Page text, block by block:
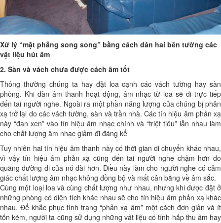
Xử lý “mặt phẳng song song” bằng cách dán hai bên tường các
vật liệu hút âm
2. Sàn và vách chưa được cách âm tốt
Thông thường chúng ta hay đặt loa cạnh các vách tường hay sàn
phòng. Khi dàn âm thanh hoạt động, âm nhạc từ loa sẽ đi trực tiếp
đến tai người nghe. Ngoài ra một phần năng lượng của chúng bị phản
xạ trở lại do các vách tường, sàn và trần nhà. Các tín hiệu âm phản xạ
này “đan xen” vào tín hiệu âm nhạc chính và “triệt tiêu” lẫn nhau làm
cho chất lượng âm nhạc giảm đi đáng kể
Tuy nhiên hai tín hiệu âm thanh này có thời gian di chuyển khác nhau,
vì vậy tín hiệu âm phản xạ cũng đến tai người nghe chậm hơn do
quãng đường đi của nó dài hơn. Điều này làm cho người nghe có cảm
giác chất lượng âm nhạc không đồng bộ và mất cân bằng về âm sắc.
Cùng một loại loa và cùng chất lượng như nhau, nhưng khi được đặt ở
những phòng có diện tích khác nhau sẽ cho tín hiệu âm phản xạ khác
nhau. Để khắc phục tình trạng “phản xạ âm” một cách đơn giản và ít
tốn kém, người ta cũng sử dụng những vât liệu có tính hấp thu âm hay